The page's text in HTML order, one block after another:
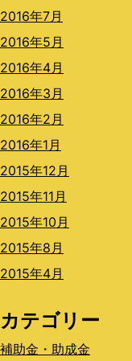
2016年7月
2016年5月
2016年4月
2016年3月
2016年2月
2016年1月
2015年12月
2015年11月
2015年10月
2015年8月
2015年4月
カテゴリー
補助金・助成金